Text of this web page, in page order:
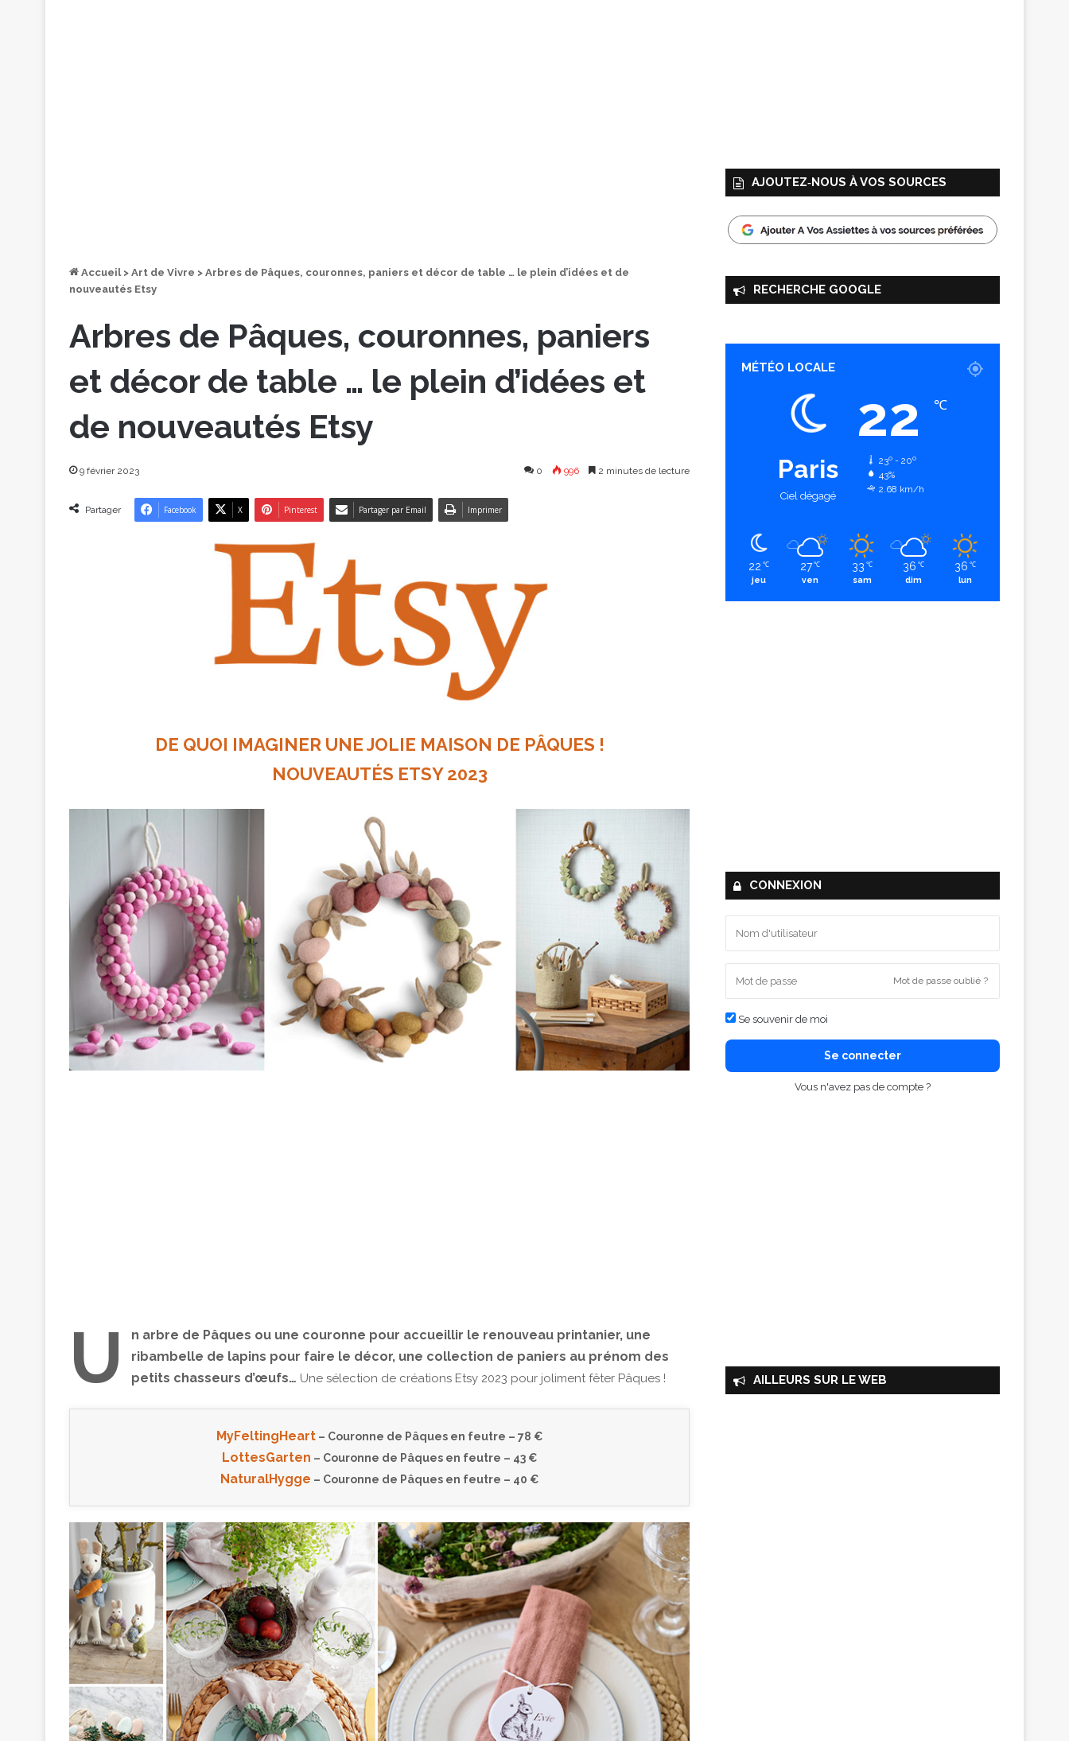
Accueil > Art de Vivre > Arbres de Pâques, couronnes, paniers et décor de table … le plein d’idées et de
nouveautés Etsy
Arbres de Pâques, couronnes, paniers
et décor de table … le plein d’idées et
de nouveautés Etsy
9 février 2023 0 996 2 minutes de lecture
Partager Facebook X Pinterest Partager par Email Imprimer
DE QUOI IMAGINER UNE JOLIE MAISON DE PÂQUES !
NOUVEAUTÉS ETSY 2023
U
n arbre de Pâques ou une couronne pour accueillir le renouveau printanier, une
ribambelle de lapins pour faire le décor, une collection de paniers au prénom des
petits chasseurs d’œufs… Une sélection de créations Etsy 2023 pour joliment fêter Pâques !
MyFeltingHeart– Couronne de Pâques en feutre – 78 €
LottesGarten – Couronne de Pâques en feutre – 43 €
NaturalHygge – Couronne de Pâques en feutre – 40 €
AJOUTEZ‑NOUS À VOS SOURCES
RECHERCHE GOOGLE
MÉTÉO LOCALE
Paris
Ciel dégagé
22 ℃
23º - 20º
43%
2.68 km/h
22 ℃
jeu
27 ℃
ven
33 ℃
sam
36 ℃
dim
36 ℃
lun
CONNEXION
Mot de passe oublié ?
Se souvenir de moi
Se connecter
Vous n'avez pas de compte ?
AILLEURS SUR LE WEB